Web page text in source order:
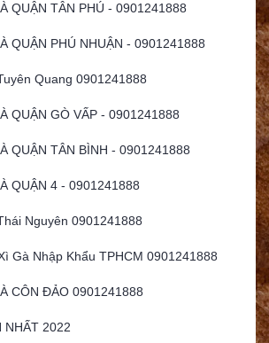
QUẬN TÂN PHÚ - 0901241888
QUẬN PHÚ NHUẬN - 0901241888
Quang 0901241888
QUẬN GÒ VẤP - 0901241888
QUẬN TÂN BÌNH - 0901241888
QUẬN 4 - 0901241888
Nguyên 0901241888
Gà Nhập Khẩu TPHCM 0901241888
CÔN ĐẢO 0901241888
NHẤT 2022